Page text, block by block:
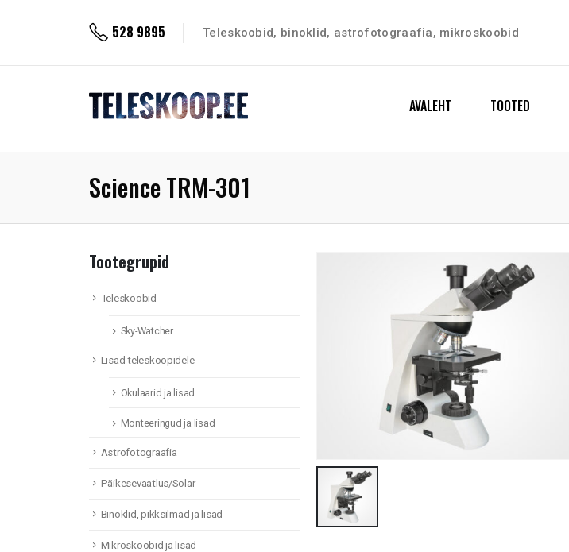
528 9895 Teleskoobid, binoklid, astrofotograafia, mikroskoobid
AVALEHT TOOTED
Science TRM-301
Tootegrupid
Teleskoobid
Sky-Watcher
Lisad teleskoopidele
Okulaarid ja lisad
Monteeringud ja lisad
Astrofotograafia
Päikesevaatlus/Solar
Binoklid, pikksilmad ja lisad
Mikroskoobid ja lisad